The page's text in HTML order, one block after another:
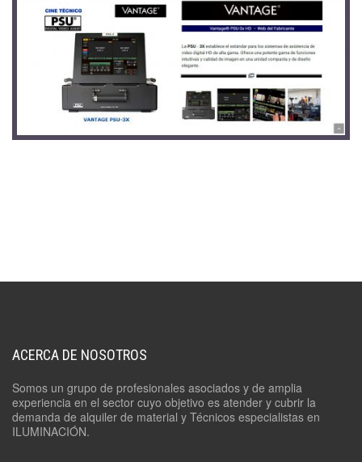
ACERCA DE NOSOTROS
Somos un grupo de profesionales asociados y de amplia
experiencia en el sector cuyo objetivo es atender y cubrir la
demanda de alquiler de material y Técnicos especialistas en
ILUMINACIÓN.